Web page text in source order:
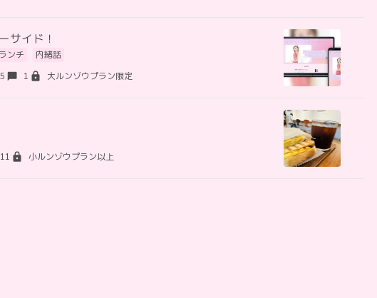
サイド！
ランチ
内緒話
5 1 大ルンゾウプラン限定
11 小ルンゾウプラン以上